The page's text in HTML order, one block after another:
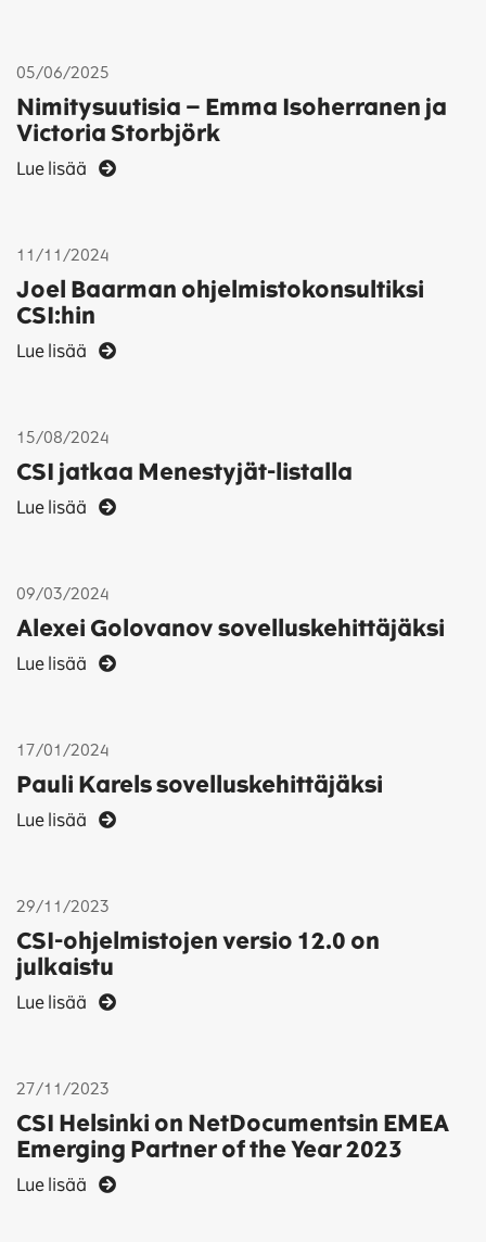
05/06/2025
Nimitysuutisia – Emma Isoherranen ja
Victoria Storbjörk
Lue lisää
11/11/2024
Joel Baarman ohjelmistokonsultiksi
CSI:hin
Lue lisää
15/08/2024
CSI jatkaa Menestyjät-listalla
Lue lisää
09/03/2024
Alexei Golovanov sovelluskehittäjäksi
Lue lisää
17/01/2024
Pauli Karels sovelluskehittäjäksi
Lue lisää
29/11/2023
CSI-ohjelmistojen versio 12.0 on
julkaistu
Lue lisää
27/11/2023
CSI Helsinki on NetDocumentsin EMEA
Emerging Partner of the Year 2023
Lue lisää